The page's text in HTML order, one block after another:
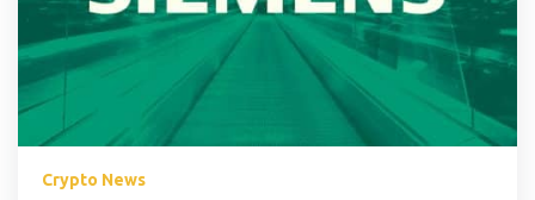
Crypto News